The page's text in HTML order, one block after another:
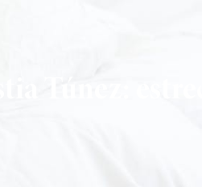
Túnez: